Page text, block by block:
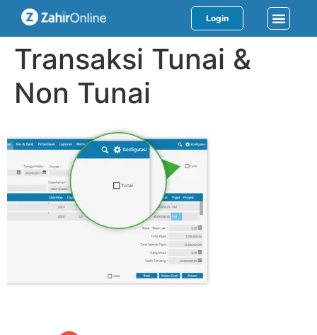
Login
Transaksi Tunai &
Non Tunai